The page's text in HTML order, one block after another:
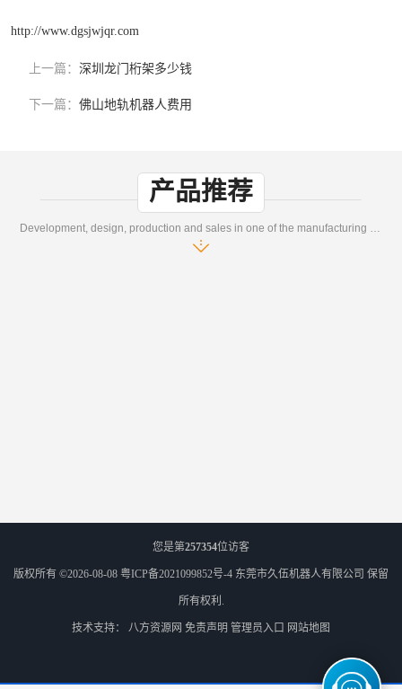
http://www.dgsjwjqr.com
上一篇： 深圳龙门桁架多少钱
下一篇： 佛山地轨机器人费用
产品推荐
Development, design, production and sales in one of the manufacturing enterprises
您是第257354位访客
版权所有 ©2026-08-08 粤ICP备2021099852号-4 东莞市久伍机器人有限公司 保留
所有权利.
技术支持： 八方资源网 免责声明 管理员入口 网站地图